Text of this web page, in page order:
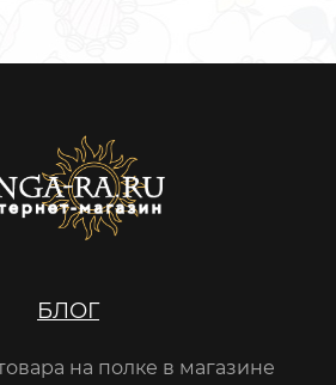
БЛОГ
на полке в магазине